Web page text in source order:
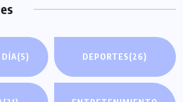
DÍA(5) DEPORTES(26)